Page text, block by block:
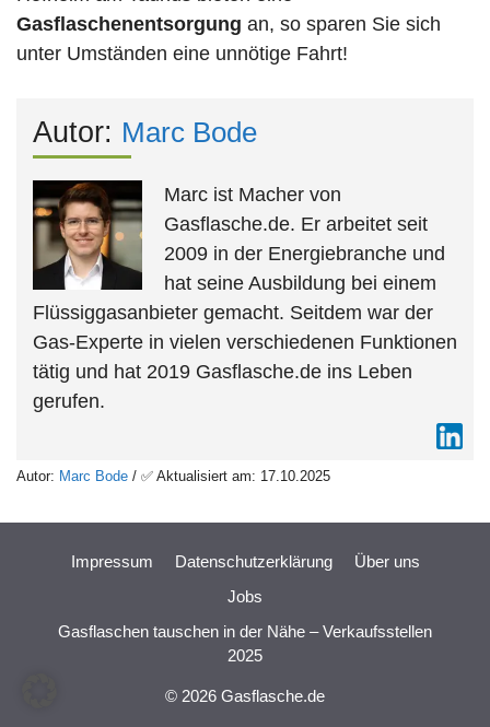
Gasflaschenentsorgung an, so sparen Sie sich
unter Umständen eine unnötige Fahrt!
Autor: Marc Bode
Marc ist Macher von
Gasflasche.de. Er arbeitet seit
2009 in der Energiebranche und
hat seine Ausbildung bei einem
Flüssiggasanbieter gemacht. Seitdem war der
Gas-Experte in vielen verschiedenen Funktionen
tätig und hat 2019 Gasflasche.de ins Leben
gerufen.
Autor: Marc Bode / ✅ Aktualisiert am: 17.10.2025
Impressum Datenschutzerklärung
Über uns
Jobs
Gasflaschen tauschen in der Nähe – Verkaufsstellen
2025
© 2026 Gasflasche.de